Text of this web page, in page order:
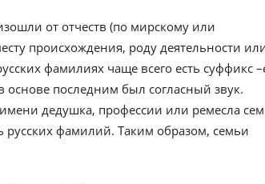
от отчеств (по мирскому или
происхождения, роду деятельности
фамилиях чаще всего есть суффикс
основе последним был согласный звук.
дедушка, профессии или ремесла
фамилий. Таким образом, семьи